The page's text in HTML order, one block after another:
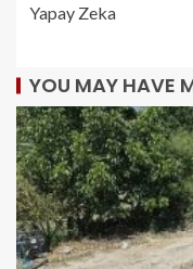
Yapay Zeka
YOU MAY HAVE